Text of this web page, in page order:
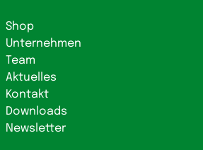
Shop
Unternehmen
Team
Aktuelles
Kontakt
Downloads
Newsletter